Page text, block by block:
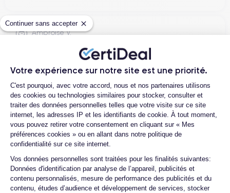
Continuer sans accepter
Votre expérience sur notre site est une priorité.
Plateforme de Gestion du
C'est pourquoi, avec votre accord, nous et nos partenaires utilisons
des cookies ou technologies similaires pour stocker, consulter et
traiter des données personnelles telles que votre visite sur ce site
internet, les adresses IP et les identifiants de cookie. À tout moment,
vous pouvez retirer votre consentement en cliquant sur « Mes
préférences cookies » ou en allant dans notre politique de
confidentialité sur ce site internet.
Vos données personnelles sont traitées pour les finalités suivantes:
Données d'identification par analyse de l’appareil, publicités et
contenu personnalisés, mesure de performance des publicités et du
contenu, études d’audience et développement de services, stocker
Axeptio consent
Ambroise V.
chez eux et rien à redire, il est nickel. La batterie a été
changée ...
Marc B.
Très bien, service impeccable, satisfait de mon achat. Je
recommande !